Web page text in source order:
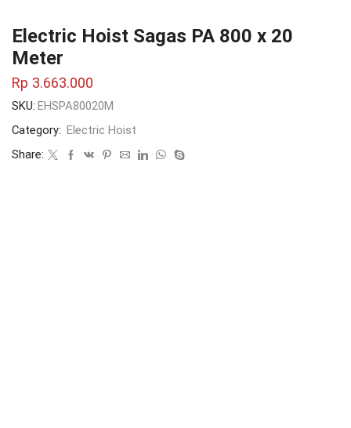
Electric Hoist Sagas PA 800 x 20
Meter
Rp 3.663.000
SKU: EHSPA80020M
Category: Electric Hoist
Share: